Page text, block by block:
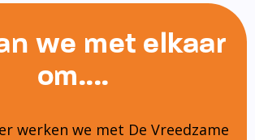
we met elkaar
om....
werken we met De Vreedzame